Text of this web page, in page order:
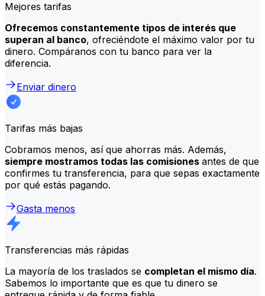
Mejores tarifas
Ofrecemos constantemente tipos de interés que
superan al banco, ofreciéndote el máximo valor por tu
dinero. Compáranos con tu banco para ver la
diferencia.
Enviar dinero
Tarifas más bajas
Cobramos menos, así que ahorras más. Además,
siempre mostramos todas las comisiones antes de que
confirmes tu transferencia, para que sepas exactamente
por qué estás pagando.
Gasta menos
Transferencias más rápidas
La mayoría de los traslados se completan el mismo día.
Sabemos lo importante que es que tu dinero se